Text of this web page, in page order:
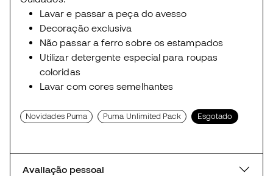
Lavar e passar a peça do avesso
Decoração exclusiva
Não passar a ferro sobre os estampados
Utilizar detergente especial para roupas
coloridas
Lavar com cores semelhantes
Novidades Puma Puma Unlimited Pack Esgotado
Avaliação pessoal